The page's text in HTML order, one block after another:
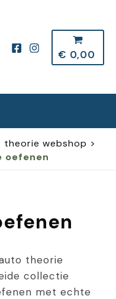
€ 0,00
theorie webshop >
oefenen
theorie
collectie
met echte